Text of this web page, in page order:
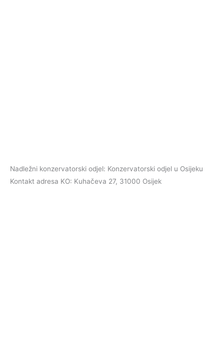
Nadležni konzervatorski odjel: Konzervatorski odjel u Osijeku
Kontakt adresa KO: Kuhačeva 27, 31000 Osijek